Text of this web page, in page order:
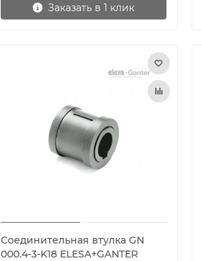
Заказать в 1 клик
Соединительная втулка GN
000.4-3-K18 ELESA+GANTER